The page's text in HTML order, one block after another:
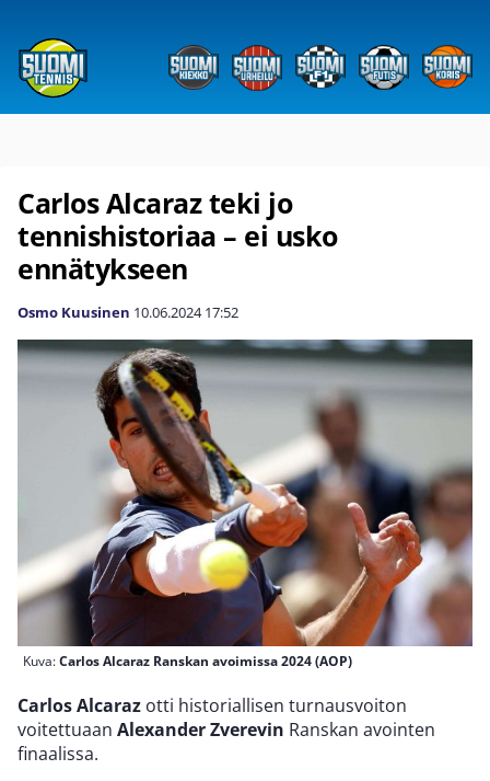
Carlos Alcaraz teki jo
tennishistoriaa – ei usko
ennätykseen
Osmo Kuusinen 10.06.2024 17:52
Kuva:Carlos Alcaraz Ranskan avoimissa 2024 (AOP)
Carlos Alcaraz otti historiallisen turnausvoiton
voitettuaan Alexander Zverevin Ranskan avointen
finaalissa.